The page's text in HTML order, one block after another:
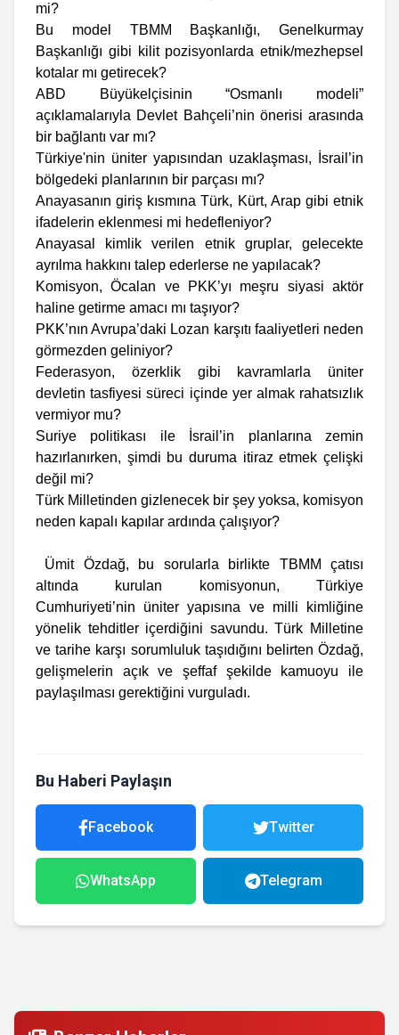
mi?
Bu model TBMM Başkanlığı, Genelkurmay
Başkanlığı gibi kilit pozisyonlarda etnik/mezhepsel
kotalar mı getirecek?
ABD Büyükelçisinin “Osmanlı modeli”
açıklamalarıyla Devlet Bahçeli’nin önerisi arasında
bir bağlantı var mı?
Türkiye'nin üniter yapısından uzaklaşması, İsrail’in
bölgedeki planlarının bir parçası mı?
Anayasanın giriş kısmına Türk, Kürt, Arap gibi etnik
ifadelerin eklenmesi mi hedefleniyor?
Anayasal kimlik verilen etnik gruplar, gelecekte
ayrılma hakkını talep ederlerse ne yapılacak?
Komisyon, Öcalan ve PKK’yı meşru siyasi aktör
haline getirme amacı mı taşıyor?
PKK’nın Avrupa’daki Lozan karşıtı faaliyetleri neden
görmezden geliniyor?
Federasyon, özerklik gibi kavramlarla üniter
devletin tasfiyesi süreci içinde yer almak rahatsızlık
vermiyor mu?
Suriye politikası ile İsrail’in planlarına zemin
hazırlanırken, şimdi bu duruma itiraz etmek çelişki
değil mi?
Türk Milletinden gizlenecek bir şey yoksa, komisyon
neden kapalı kapılar ardında çalışıyor?
Ümit Özdağ, bu sorularla birlikte TBMM çatısı
altında kurulan komisyonun, Türkiye
Cumhuriyeti’nin üniter yapısına ve milli kimliğine
yönelik tehditler içerdiğini savundu. Türk Milletine
ve tarihe karşı sorumluluk taşıdığını belirten Özdağ,
gelişmelerin açık ve şeffaf şekilde kamuoyu ile
paylaşılması gerektiğini vurguladı.
Bu Haberi Paylaşın
Facebook Twitter
WhatsApp Telegram